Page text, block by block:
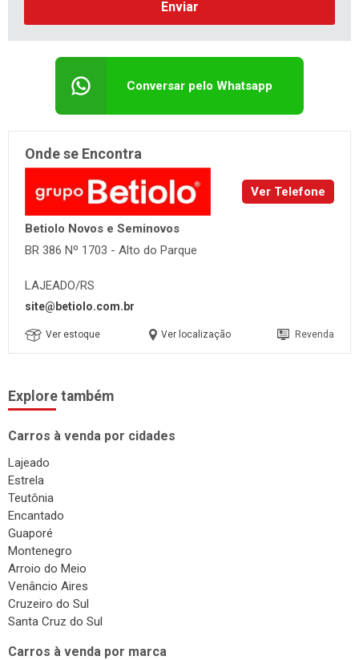
Enviar
Conversar pelo Whatsapp
Onde se Encontra
Ver Telefone
Betiolo Novos e Seminovos
BR 386 Nº 1703 - Alto do Parque
LAJEADO/RS
site@betiolo.com.br
Ver estoque Ver localização Revenda
Explore também
Carros à venda por cidades
Lajeado
Estrela
Teutônia
Encantado
Guaporé
Montenegro
Arroio do Meio
Venâncio Aires
Cruzeiro do Sul
Santa Cruz do Sul
Carros à venda por marca